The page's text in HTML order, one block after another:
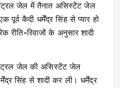
जेल में तैनात असिस्टेंट जेल
पूर्व कैदी धर्मेंद्र सिंह से प्यार हो
रीति-रिवाजों के अनुसार शादी
जेल की असिस्टेंट जेल
सिंह से शादी कर ली। धर्मेंद्र